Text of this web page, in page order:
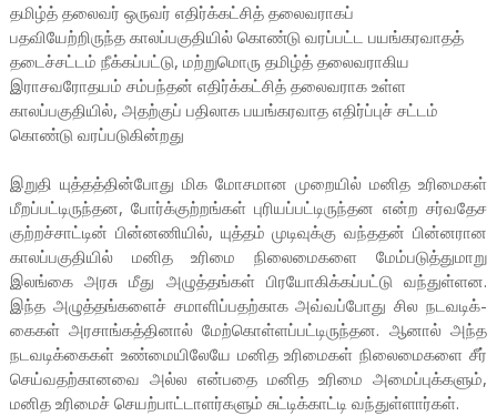
தமிழ்த் தலைவர் ஒருவர் எதிர்க்கட்சித் தலைவராகப்
பதவியேற்றிருந்த காலப்பகுதியில் கொண்டு வரப்பட்ட பயங்கரவாதத்
தடைச்சட்டம் நீக்கப்பட்டு, மற்றுமொரு தமிழ்த் தலைவராகிய
இராசவரோதயம் சம்பந்தன் எதிர்க்கட்சித் தலைவராக உள்ள
காலப்பகுதியில், அதற்குப் பதிலாக பயங்கரவாத எதிர்ப்புச் சட்டம்
கொண்டு வரப்படுகின்றது
இறுதி யுத்­தத்­தின்­போது மிக மோச­மான முறையில் மனித உரி­மைகள்
மீறப்­பட்­டி­ருந்­தன, போர்க்­குற்­றங்கள் புரி­யப்­பட்­டி­ருந்­தன என்ற சர்­வ­தேச
குற்­றச்­சாட்டின் பின்­ன­ணியில், யுத்தம் முடி­வுக்கு வந்­ததன் பின்­ன­ரான
காலப்­ப­கு­தியில் மனித உரிமை நிலை­மை­களை மேம்­ப­டுத்­து­மாறு
இலங்கை அரசு மீது அழுத்­தங்கள் பிர­யோ­கிக்­கப்­பட்டு வந்­துள்­ளன.
இந்த அழுத்­தங்­களைச் சமா­ளிப்­ப­தற்­காக அவ்­வப்­போது சில நட­வ­டிக்­
கைகள் அர­சாங்­கத்­தினால் மேற்­கொள்­ளப்­பட்­டி­ருந்­தன. ஆனால் அந்த
நட­வ­டிக்­கைகள் உண்­மை­யி­லேயே மனித உரி­மைகள் நிலை­மை­களை சீர்
செய்­வ­தற்­கா­னவை அல்ல என்­பதை மனித உரிமை அமைப்­புக்­களும்,
மனித உரிமைச் செயற்­பாட்­டா­ளர்­களும் சுட்­டிக்­காட்டி வந்­துள்­ளார்கள்.